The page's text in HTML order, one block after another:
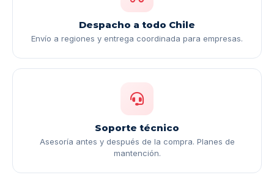
Despacho a todo Chile
Envío a regiones y entrega coordinada para empresas.
Soporte técnico
Asesoría antes y después de la compra. Planes de
mantención.